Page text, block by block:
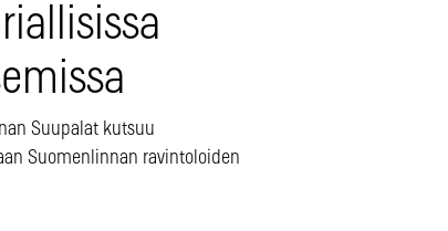
Suupalat kutsuu
Suomenlinnan ravintoloiden